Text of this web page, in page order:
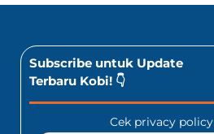
Subscribe untuk Update
Terbaru Kobi! 👇
Cek privacy policy